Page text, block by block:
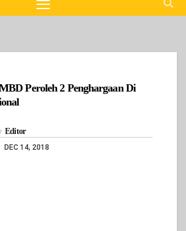
Peroleh 2 Penghargaan Di
Editor
DEC 14, 2018